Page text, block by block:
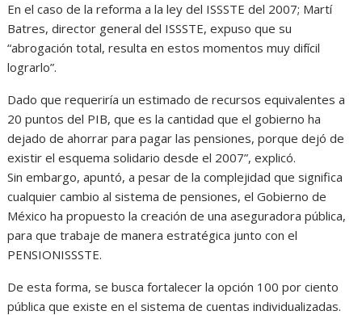
En el caso de la reforma a la ley del ISSSTE del 2007; Martí
Batres, director general del ISSSTE, expuso que su
“abrogación total, resulta en estos momentos muy difícil
lograrlo”.
Dado que requeriría un estimado de recursos equivalentes a
20 puntos del PIB, que es la cantidad que el gobierno ha
dejado de ahorrar para pagar las pensiones, porque dejó de
existir el esquema solidario desde el 2007”, explicó.
Sin embargo, apuntó, a pesar de la complejidad que significa
cualquier cambio al sistema de pensiones, el Gobierno de
México ha propuesto la creación de una aseguradora pública,
para que trabaje de manera estratégica junto con el
PENSIONISSSTE.
De esta forma, se busca fortalecer la opción 100 por ciento
pública que existe en el sistema de cuentas individualizadas.